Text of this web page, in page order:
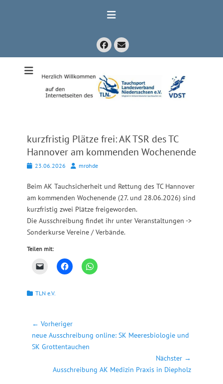
Facebook
E-
Mail
Tauchsport
Landesverband
kurzfristig Plätze frei: AK TSR des TC
Hannover am kommenden Wochenende
Posted23.06.2026 Autormrohde
Beim AK Tauchsicherheit und Rettung des TC Hannover
am kommenden Wochenende (27. und 28.06.2026) sind
kurzfristig zwei Plätze freigeworden.
Die Ausschreibung findet ihr unter Veranstaltungen ->
Sonderkurse Vereine / Verbände.
Teilen mit:
Kategorien
TLN e.V.
Beitragsnavigation
← Vorheriger
Vorheriger
Beitrag:
neue Ausschreibung online: SK Meeresbiologie und
SK Grottentauchen
Nächster →
NächsterAusschreibung AK Medizin Praxis in Diepholz